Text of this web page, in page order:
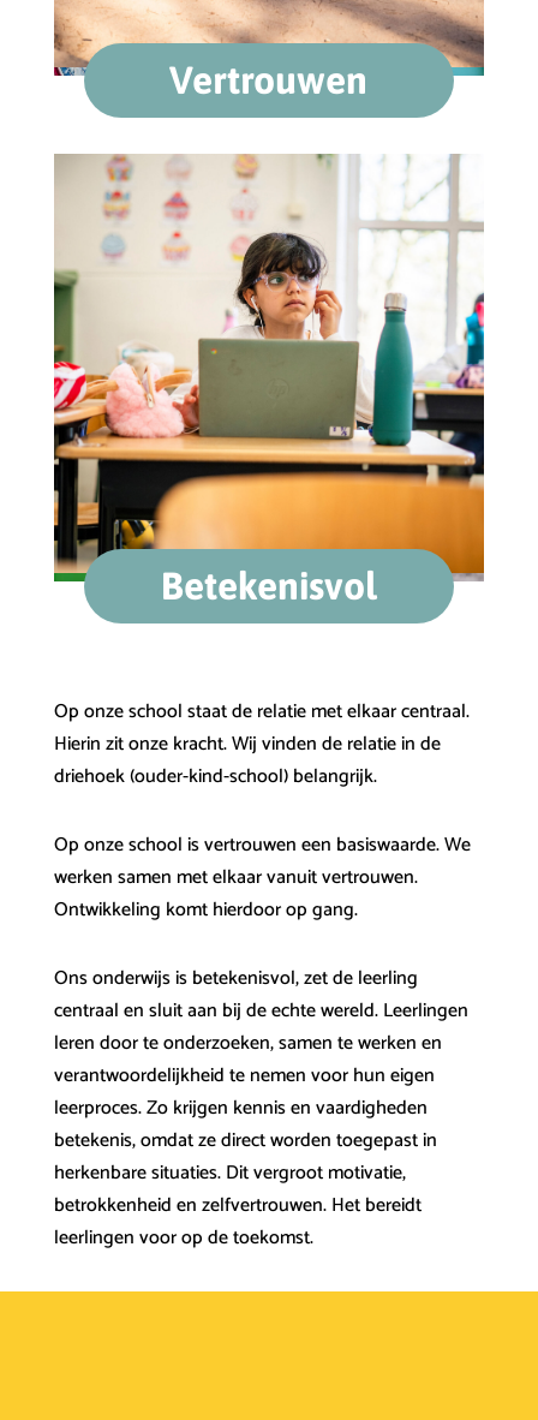
Vertrouwen
Betekenisvol
Op onze school staat de relatie met elkaar centraal.
Hierin zit onze kracht. Wij vinden de relatie in de
driehoek (ouder-kind-school) belangrijk.
Op onze school is vertrouwen een basiswaarde. We
werken samen met elkaar vanuit vertrouwen.
Ontwikkeling komt hierdoor op gang.
Ons onderwijs is betekenisvol, zet de leerling
centraal en sluit aan bij de echte wereld. Leerlingen
leren door te onderzoeken, samen te werken en
verantwoordelijkheid te nemen voor hun eigen
leerproces. Zo krijgen kennis en vaardigheden
betekenis, omdat ze direct worden toegepast in
herkenbare situaties. Dit vergroot motivatie,
betrokkenheid en zelfvertrouwen. Het bereidt
leerlingen voor op de toekomst.